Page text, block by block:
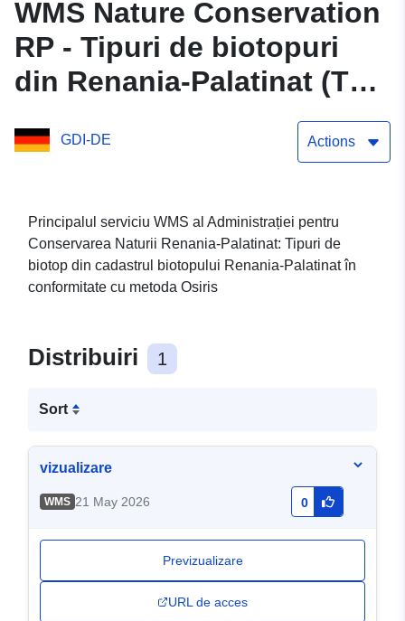
WMS Nature Conservation
RP - Tipuri de biotopuri
din Renania-Palatinat (Text
GDI-DE Actions
Principalul serviciu WMS al Administrației pentru
Conservarea Naturii Renania-Palatinat: Tipuri de
biotop din cadastrul biotopului Renania-Palatinat în
conformitate cu metoda Osiris
Distribuiri 1
Sort
vizualizare
WMS 21 May 2026 0
Previzualizare
URL de acces